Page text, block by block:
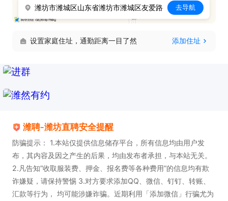
潍坊市潍城区山东省潍坊市潍城区友爱路 去导航
设置家庭住址，通勤距离一目了然 添加住址
潍聘-潍坊直聘安全提醒
防骗提示： 1.本站仅提供信息储存平台，所有信息均由用户发
布，其内容及因之产生的后果，均由发布者承担，与本站无关。
2.凡告知”收取服装费、押金、报名费等各种费用”的信息均有欺
诈嫌疑，请保持警惕 3.对方要求添加QQ、微信、钉钉、转账、
汇款等行为， 均可能涉嫌诈骗。近期利用「添加微信」行骗尤为